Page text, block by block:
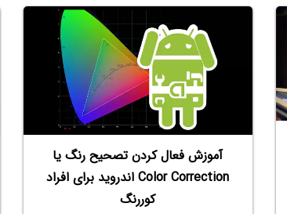
آموزش فعال کردن تصحیح رنگ یا
Color Correction اندروید برای افراد
کوررنگ